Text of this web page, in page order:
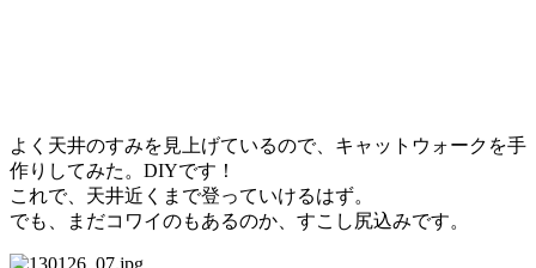
よく天井のすみを見上げているので、キャットウォークを手
作りしてみた。DIYです！
これで、天井近くまで登っていけるはず。
でも、まだコワイのもあるのか、すこし尻込みです。